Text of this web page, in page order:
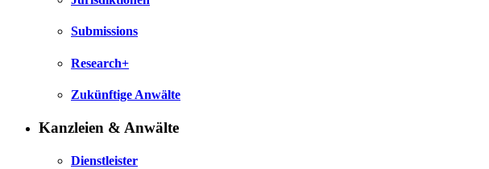
Submissions
Research+
Zukünftige Anwälte
Kanzleien & Anwälte
Dienstleister